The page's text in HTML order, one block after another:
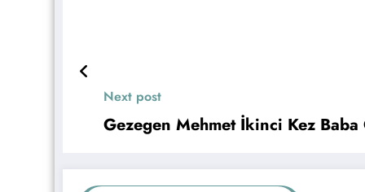
Next post
Gezegen Mehmet İkinci Kez Baba